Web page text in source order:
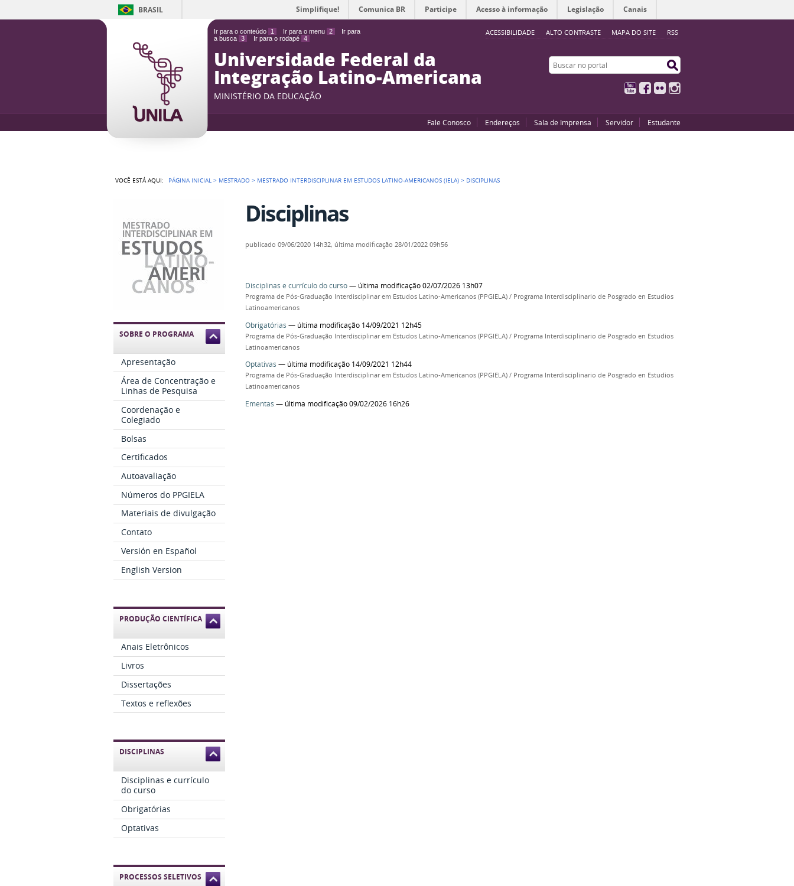
Ir para o conteúdo 1 Ir para o menu 2
Ir para
a busca 3 Ir para o rodapé 4
ACESSIBILIDADE ALTO CONTRASTE MAPA DO SITE RSS
BRASIL Simplifique! Comunica BR Participe Acesso à informação Legislação Canais
Universidade Federal da
Integração Latino-Americana
MINISTÉRIO DA EDUCAÇÃO
Buscar no portal
YouTubeFacebook
Flickr
Fale Conosco Endereços Sala de Imprensa Servidor Estudante
VOCÊ ESTÁ AQUI: PÁGINA INICIAL > MESTRADO > MESTRADO INTERDISCIPLINAR EM ESTUDOS LATINO-AMERICANOS (IELA) > DISCIPLINAS
SOBRE O PROGRAMA
Apresentação
Área de Concentração e
Linhas de Pesquisa
Coordenação e
Colegiado
Bolsas
Certificados
Autoavaliação
Números do PPGIELA
Materiais de divulgação
Contato
Versión en Español
English Version
PRODUÇÃO CIENTÍFICA
Anais Eletrônicos
Livros
Dissertações
Textos e reflexões
DISCIPLINAS
Disciplinas e currículo
do curso
Obrigatórias
Optativas
PROCESSOS SELETIVOS
Disciplinas
publicado 09/06/2020 14h32, última modificação 28/01/2022 09h56
Disciplinas e currículo do curso— última modificação 02/07/2026 13h07
Programa de Pós-Graduação Interdisciplinar em Estudos Latino-Americanos (PPGIELA) / Programa Interdisciplinario de Posgrado en Estudios
Latinoamericanos
Obrigatórias — última modificação 14/09/2021 12h45
Programa de Pós-Graduação Interdisciplinar em Estudos Latino-Americanos (PPGIELA) / Programa Interdisciplinario de Posgrado en Estudios
Latinoamericanos
Optativas — última modificação 14/09/2021 12h44
Programa de Pós-Graduação Interdisciplinar em Estudos Latino-Americanos (PPGIELA) / Programa Interdisciplinario de Posgrado en Estudios
Latinoamericanos
Ementas — última modificação 09/02/2026 16h26